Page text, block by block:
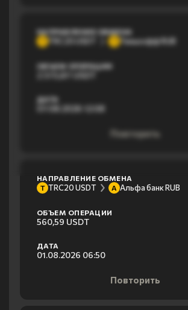
НАПРАВЛЕНИЕ ОБМЕНА
T
Тинькофф RUB
ОБЪЕМ ОПЕРАЦИИ
ДАТА
07.08.2026 12:08
Повторить
НАПРАВЛЕНИЕ ОБМЕНА
T TRC20 USDT А Альфа банк RUB
ОБЪЕМ ОПЕРАЦИИ
560,59 USDT
ДАТА
01.08.2026 06:50
Повторить